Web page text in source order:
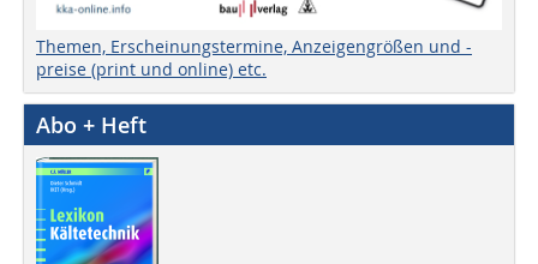
Themen, Erscheinungstermine, Anzeigengrößen und -
preise (print und online) etc.
Abo + Heft